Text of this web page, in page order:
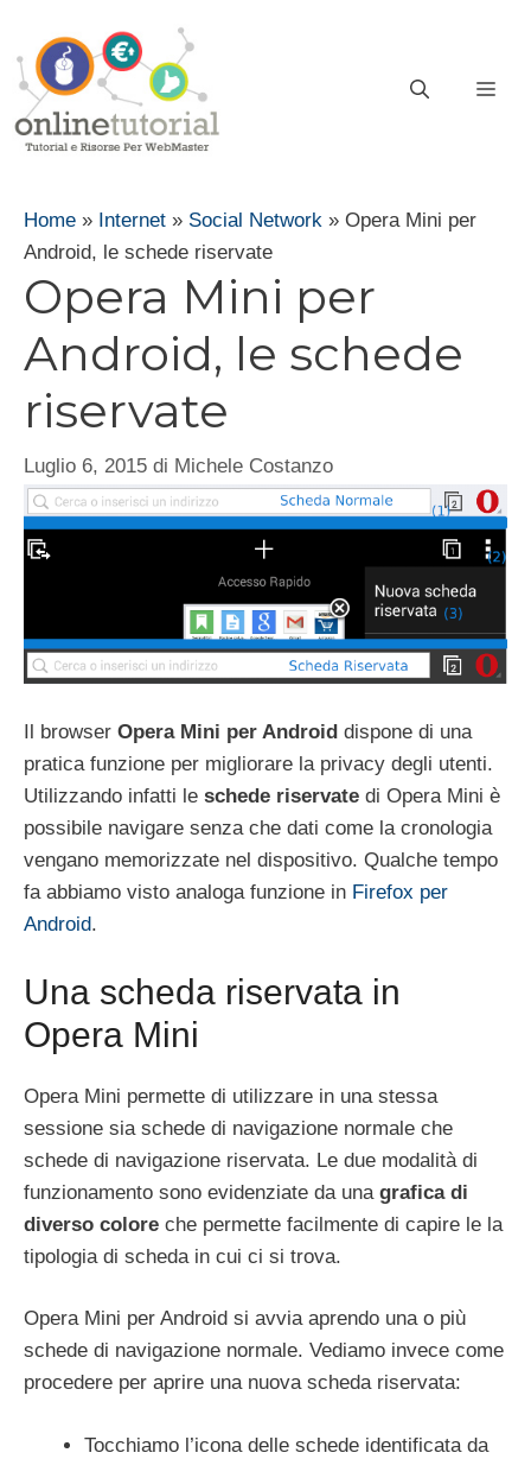
contenuto
Home » Internet » Social Network » Opera Mini per
Android, le schede riservate
Opera Mini per
Android, le schede
riservate
Luglio 6, 2015 di Michele Costanzo
Il browser Opera Mini per Android dispone di una
pratica funzione per migliorare la privacy degli utenti.
Utilizzando infatti le schede riservate di Opera Mini è
possibile navigare senza che dati come la cronologia
vengano memorizzate nel dispositivo. Qualche tempo
fa abbiamo visto analoga funzione in Firefox per
Android.
Una scheda riservata in
Opera Mini
Opera Mini permette di utilizzare in una stessa
sessione sia schede di navigazione normale che
schede di navigazione riservata. Le due modalità di
funzionamento sono evidenziate da una grafica di
diverso colore che permette facilmente di capire le la
tipologia di scheda in cui ci si trova.
Opera Mini per Android si avvia aprendo una o più
schede di navigazione normale. Vediamo invece come
procedere per aprire una nuova scheda riservata:
Tocchiamo l’icona delle schede identificata da